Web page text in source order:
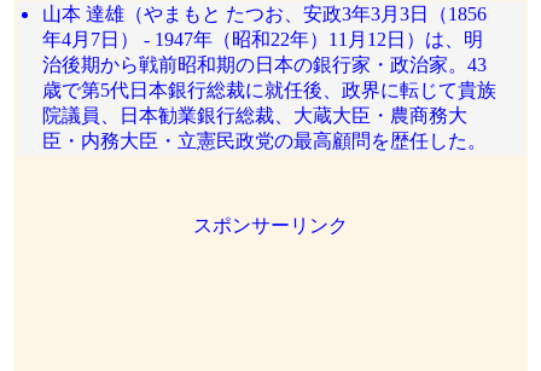
山本 達雄（やまもと たつお、安政3年3月3日（1856
年4月7日） - 1947年（昭和22年）11月12日）は、明
治後期から戦前昭和期の日本の銀行家・政治家。43
歳で第5代日本銀行総裁に就任後、政界に転じて貴族
院議員、日本勧業銀行総裁、大蔵大臣・農商務大
臣・内務大臣・立憲民政党の最高顧問を歴任した。
スポンサーリンク